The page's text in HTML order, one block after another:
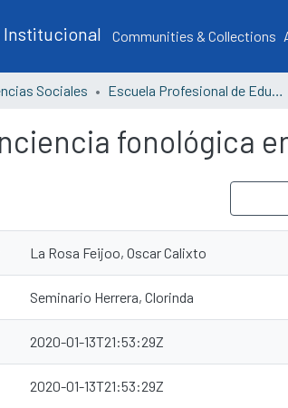
Institucional Communities & Collections
Sociales Escuela Profesional de Educación
fonológica
La Rosa Feijoo, Oscar Calixto
Seminario Herrera, Clorinda
2020-01-13T21:53:29Z
2020-01-13T21:53:29Z